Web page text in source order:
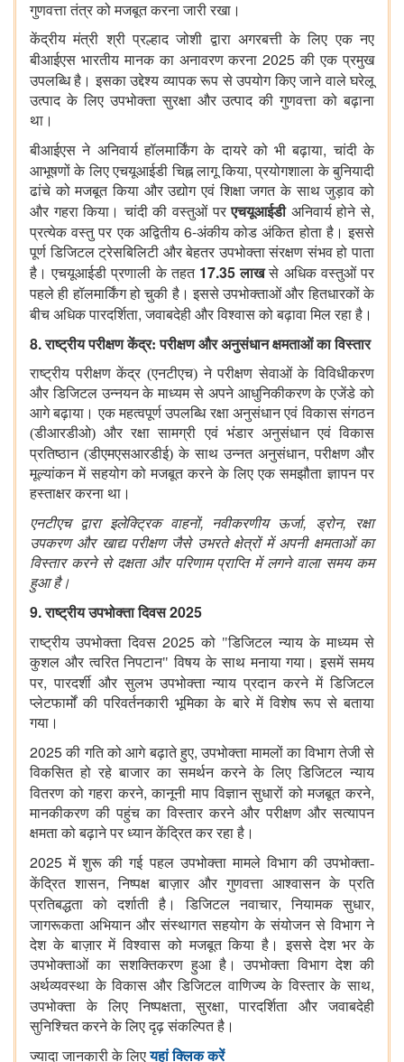
गुणवत्ता तंत्र को मजबूत करना जारी रखा।
केंद्रीय मंत्री श्री प्रल्हाद जोशी द्वारा अगरबत्ती के लिए एक नए
बीआईएस भारतीय मानक का अनावरण करना 2025की एक प्रमुख
उपलब्धि है। इसका उद्देश्य व्यापक रूप से उपयोग किए जाने वाले घरेलू
उत्पाद के लिए उपभोक्ता सुरक्षा और उत्पाद की गुणवत्ता को बढ़ाना
था।
बीआईएस ने अनिवार्य हॉलमार्किंग के दायरे को भी बढ़ाया,चांदी के
आभूषणों के लिए एचयूआईडी चिह्न लागू किया,प्रयोगशाला के बुनियादी
ढांचे को मजबूत किया और उद्योग एवं शिक्षा जगत के साथ जुड़ाव को
और गहरा किया। चांदी की वस्तुओं पर एचयूआईडी अनिवार्य होने से,
प्रत्येक वस्तु पर एक अद्वितीय 6-अंकीय कोड अंकित होता है। इससे
पूर्ण डिजिटल ट्रेसबिलिटी और बेहतर उपभोक्ता संरक्षण संभव हो पाता
है। एचयूआईडी प्रणाली के तहत 17.35लाख से अधिक वस्तुओं पर
पहले ही हॉलमार्किंग हो चुकी है। इससे उपभोक्ताओं और हितधारकों के
बीच अधिक पारदर्शिता,जवाबदेही और विश्वास को बढ़ावा मिल रहा है।
8.राष्ट्रीय परीक्षण केंद्र: परीक्षण और अनुसंधान क्षमताओं का विस्तार
राष्ट्रीय परीक्षण केंद्र (एनटीएच) ने परीक्षण सेवाओं के विविधीकरण
और डिजिटल उन्नयन के माध्यम से अपने आधुनिकीकरण के एजेंडे को
आगे बढ़ाया। एक महत्वपूर्ण उपलब्धि रक्षा अनुसंधान एवं विकास संगठन
(डीआरडीओ) और रक्षा सामग्री एवं भंडार अनुसंधान एवं विकास
प्रतिष्ठान (डीएमएसआरडीई) के साथ उन्नत अनुसंधान,परीक्षण और
मूल्यांकन में सहयोग को मजबूत करने के लिए एक समझौता ज्ञापन पर
हस्ताक्षर करना था।
एनटीएच द्वारा इलेक्ट्रिक वाहनों, नवीकरणीय ऊर्जा, ड्रोन,
रक्षा
उपकरण और खाद्य परीक्षण जैसे उभरते क्षेत्रों में अपनी क्षमताओं का
विस्तार करने से दक्षता और परिणाम प्राप्ति में लगने वाला समय कम
हुआ है।
9.राष्ट्रीय उपभोक्ता दिवस2025
राष्ट्रीय उपभोक्ता दिवस 2025को "डिजिटल न्याय के माध्यम से
कुशल और त्वरित निपटान" विषय के साथ मनाया गया। इसमें समय
पर,पारदर्शी और सुलभ उपभोक्ता न्याय प्रदान करने में डिजिटल
प्लेटफार्मों की परिवर्तनकारी भूमिका के बारे में विशेष रूप से बताया
गया।
2025की गति को आगे बढ़ाते हुए,उपभोक्ता मामलों का विभाग तेजी से
विकसित हो रहे बाजार का समर्थन करने के लिए डिजिटल न्याय
वितरण को गहरा करने,कानूनी माप विज्ञान सुधारों को मजबूत करने,
मानकीकरण की पहुंच का विस्तार करने और परीक्षण और सत्यापन
क्षमता को बढ़ाने पर ध्यान केंद्रित कर रहा है।
2025में शुरू की गई पहल उपभोक्ता मामले विभाग की उपभोक्ता-
केंद्रित शासन,निष्पक्ष बाज़ार और गुणवत्ता आश्वासन के प्रति
प्रतिबद्धता को दर्शाती है। डिजिटल नवाचार,नियामक सुधार,
जागरूकता अभियान और संस्थागत सहयोग के संयोजन से विभाग ने
देश के बाज़ार में विश्वास को मजबूत किया है। इससे देश भर के
उपभोक्ताओं का सशक्तिकरण हुआ है। उपभोक्ता विभाग देश की
अर्थव्यवस्था के विकास और डिजिटल वाणिज्य के विस्तार के साथ,
उपभोक्ता के लिए निष्पक्षता,सुरक्षा,पारदर्शिता और जवाबदेही
सुनिश्चित करने के लिए दृढ़ संकल्पित है।
ज्यादा जानकारी के लिए यहां क्लिक करें